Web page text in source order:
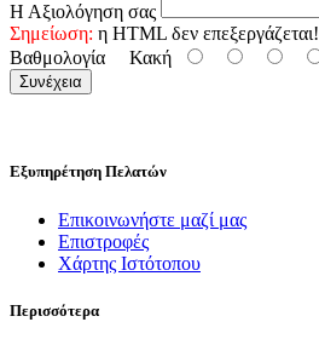
Η Αξιολόγηση σας
Σημείωση: η HTML δεν επεξεργάζεται!
Βαθμολογία Κακή
Συνέχεια
Εξυπηρέτηση Πελατών
Επικοινωνήστε μαζί μας
Επιστροφές
Χάρτης Ιστότοπου
Περισσότερα